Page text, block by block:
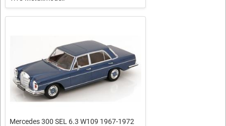
Mercedes 300 SEL 6.3 W109 1967-1972